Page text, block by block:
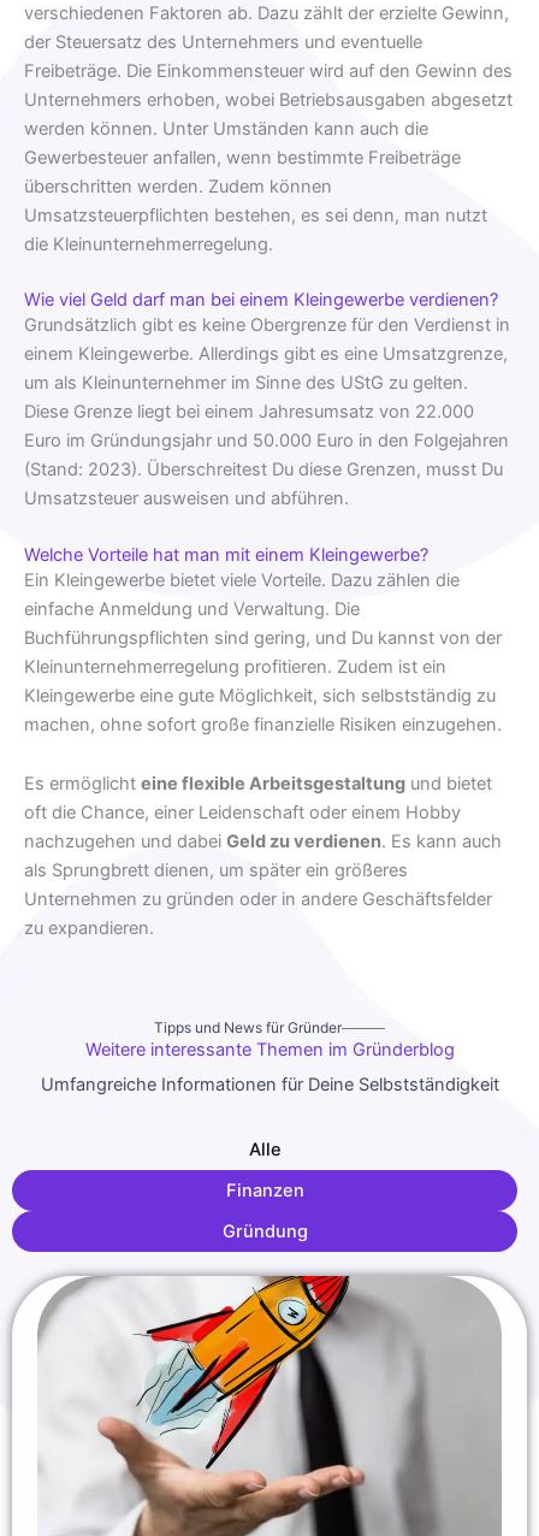
verschiedenen Faktoren ab. Dazu zählt der erzielte Gewinn,
der Steuersatz des Unternehmers und eventuelle
Freibeträge. Die Einkommensteuer wird auf den Gewinn des
Unternehmers erhoben, wobei Betriebsausgaben abgesetzt
werden können. Unter Umständen kann auch die
Gewerbesteuer anfallen, wenn bestimmte Freibeträge
überschritten werden. Zudem können
Umsatzsteuerpflichten bestehen, es sei denn, man nutzt
die Kleinunternehmerregelung.
Wie viel Geld darf man bei einem Kleingewerbe verdienen?
Grundsätzlich gibt es keine Obergrenze für den Verdienst in
einem Kleingewerbe. Allerdings gibt es eine Umsatzgrenze,
um als Kleinunternehmer im Sinne des UStG zu gelten.
Diese Grenze liegt bei einem Jahresumsatz von 22.000
Euro im Gründungsjahr und 50.000 Euro in den Folgejahren
(Stand: 2023). Überschreitest Du diese Grenzen, musst Du
Umsatzsteuer ausweisen und abführen.
Welche Vorteile hat man mit einem Kleingewerbe?
Ein Kleingewerbe bietet viele Vorteile. Dazu zählen die
einfache Anmeldung und Verwaltung. Die
Buchführungspflichten sind gering, und Du kannst von der
Kleinunternehmerregelung profitieren. Zudem ist ein
Kleingewerbe eine gute Möglichkeit, sich selbstständig zu
machen, ohne sofort große finanzielle Risiken einzugehen.
Es ermöglicht eine flexible Arbeitsgestaltung und bietet
oft die Chance, einer Leidenschaft oder einem Hobby
nachzugehen und dabei Geld zu verdienen. Es kann auch
als Sprungbrett dienen, um später ein größeres
Unternehmen zu gründen oder in andere Geschäftsfelder
zu expandieren.
Tipps und News für Gründer
Weitere interessante Themen im Gründerblog
Umfangreiche Informationen für Deine Selbstständigkeit
Finanzen
Gründung
Alle